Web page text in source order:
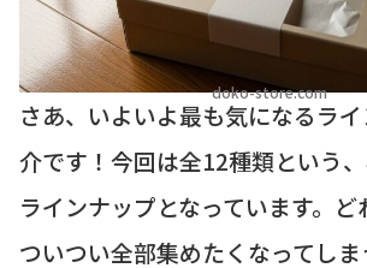
doko-store.com
さあ、いよいよ最も気になるラ
介です！今回は全12種類という
ラインナップとなっています。ど
ついつい全部集めたくなってし